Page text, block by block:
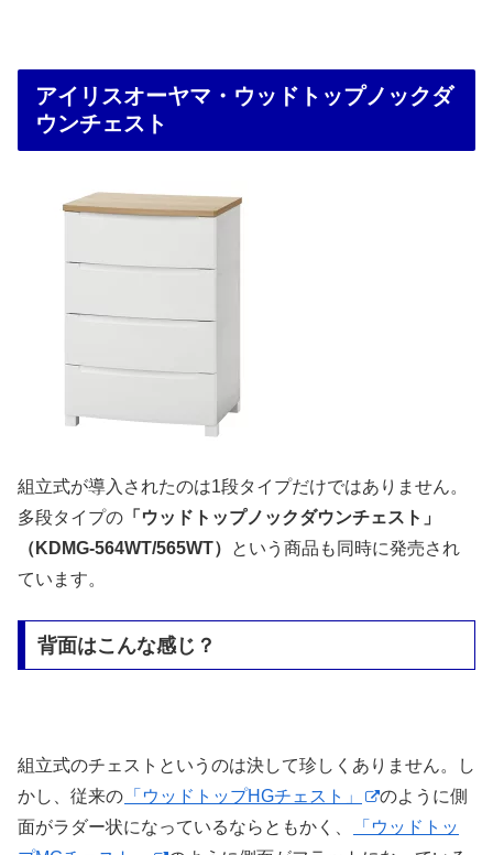
アイリスオーヤマ・ウッドトップノックダ
ウンチェスト
組立式が導入されたのは1段タイプだけではありません。
多段タイプの 「ウッドトップノックダウンチェスト」
（KDMG-564WT/565WT）
という商品も同時に発売され
ています。
背面はこんな感じ？
組立式のチェストというのは決して珍しくありません。し
かし、従来の 「ウッドトップHGチェスト」
のように側
面がラダー状になっているならともかく、
「ウッドトッ